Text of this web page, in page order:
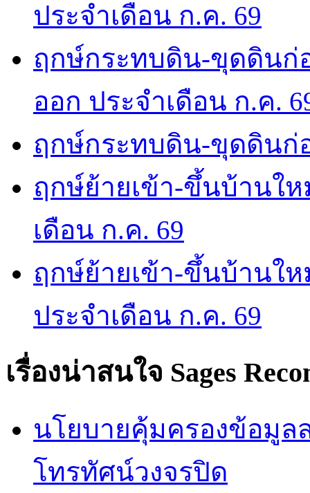
ประจำเดือน ก.ค. 69
ฤกษ์กระทบดิน-ขุดดินก่
ออก ประจำเดือน ก.ค.
ฤกษ์กระทบดิน-ขุดดินก่
ฤกษ์ย้ายเข้า-ขึ้นบ้านใ
เดือน ก.ค. 69
ฤกษ์ย้ายเข้า-ขึ้นบ้านใ
ประจำเดือน ก.ค. 69
เรื่องน่าสนใจ Sages
นโยบายคุ้มครองข้อมูล
โทรทัศน์วงจรปิด